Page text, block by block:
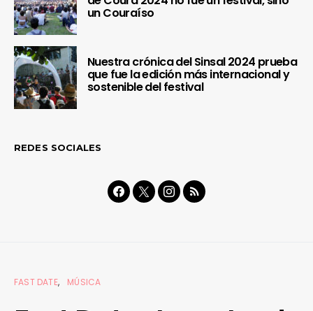
un Couraíso
Nuestra crónica del Sinsal 2024 prueba
que fue la edición más internacional y
sostenible del festival
REDES SOCIALES
FAST DATE MÚSICA